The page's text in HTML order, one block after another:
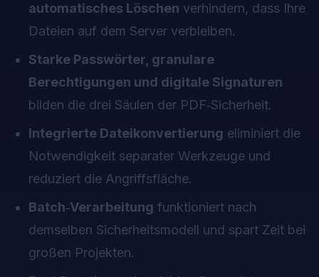
automatisches Löschen verhindern, dass Ihre
Dateien auf dem Server verbleiben.
Starke Passwörter, granulare
Berechtigungen und digitale Signaturen
bilden die drei Säulen der PDF‑Sicherheit.
Integrierte Dateikonvertierung eliminiert die
Notwendigkeit separater Werkzeuge und
reduziert die Angriffsfläche.
Batch‑Verarbeitung funktioniert nach
demselben Sicherheitsmodell und spart Zeit bei
großen Projekten.